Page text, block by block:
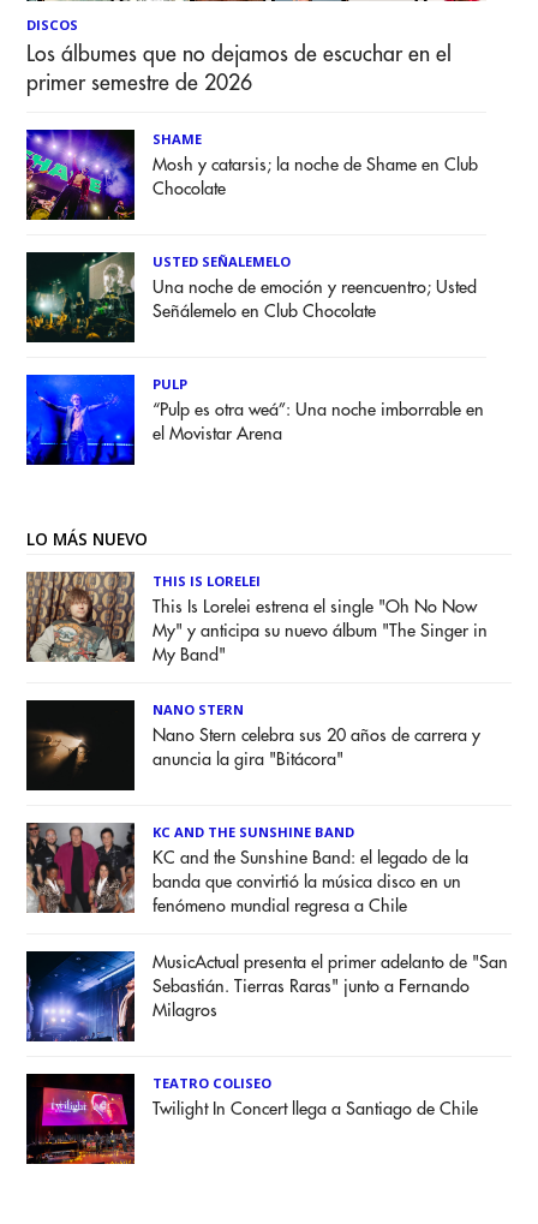
DISCOS
Los álbumes que no dejamos de escuchar en el
primer semestre de 2026
SHAME
Mosh y catarsis; la noche de Shame en Club
Chocolate
USTED SEÑALEMELO
Una noche de emoción y reencuentro; Usted
Señálemelo en Club Chocolate
PULP
“Pulp es otra weá”: Una noche imborrable en
el Movistar Arena
LO MÁS NUEVO
THIS IS LORELEI
This Is Lorelei estrena el single "Oh No Now
My" y anticipa su nuevo álbum "The Singer in
My Band"
NANO STERN
Nano Stern celebra sus 20 años de carrera y
anuncia la gira "Bitácora"
KC AND THE SUNSHINE BAND
KC and the Sunshine Band: el legado de la
banda que convirtió la música disco en un
fenómeno mundial regresa a Chile
MusicActual presenta el primer adelanto de "San
Sebastián. Tierras Raras" junto a Fernando
Milagros
TEATRO COLISEO
Twilight In Concert llega a Santiago de Chile